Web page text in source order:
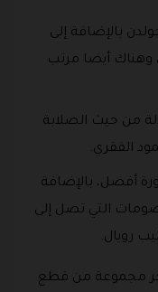
بالإضافة إلى
وهناك أيضا مرتب
من حيث الصلابة
الفقري.
أفضل، بالإضافة
التي تصل إلى
مجموعة من قطع